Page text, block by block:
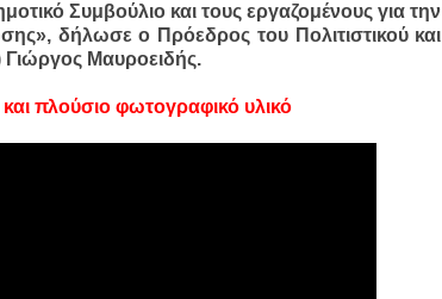
Συμβούλιο και τους εργαζομένους για την
δήλωσε ο Πρόεδρος του Πολιτιστικού και
Μαυροειδής.
πλούσιο φωτογραφικό υλικό